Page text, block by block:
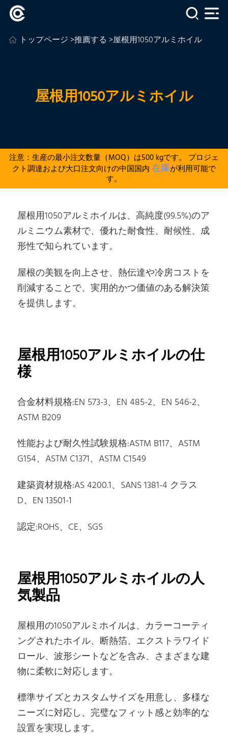
トップページ>推薦する >屋根用1050アルミホイル
屋根用1050アルミホイル
注意：生産の最小注文数量（MOQ）は500 kgです。 プロジェ
クト調達および大口注文向けの中国国内 在庫が利用可能で
す。
屋根用1050アルミホイルは、高純度(99.5%)のア
ルミニウム素材で、優れた耐食性、耐候性、成
形性で知られています。
屋根の美観を向上させ、熱伝達や冷房コストを
削減することで、実用的かつ価値のある解決策
を提供します。
屋根用1050アルミホイルの仕
様
合金材料規格:EN 573-3、EN 485-2、EN 546-2、
ASTM B209
性能および耐久性試験規格:ASTM B117、ASTM
G154、ASTM C1371、ASTM C1549
建築資材規格:AS 4200.1、SANS 1381-4 クラス
D、EN 13501-1
認定:ROHS、CE、SGS
屋根用1050アルミホイルの人
気製品
屋根用の1050アルミホイルは、カラーコーティ
ングされたホイル、断熱箔、エクストラワイド
ロール、波形シートなどを含み、さまざまな建
物に柔軟に対応します。
標準サイズとカスタムサイズを用意し、多様な
ニーズに対応し、完璧なフィット感と効率的な
設置を実現します。